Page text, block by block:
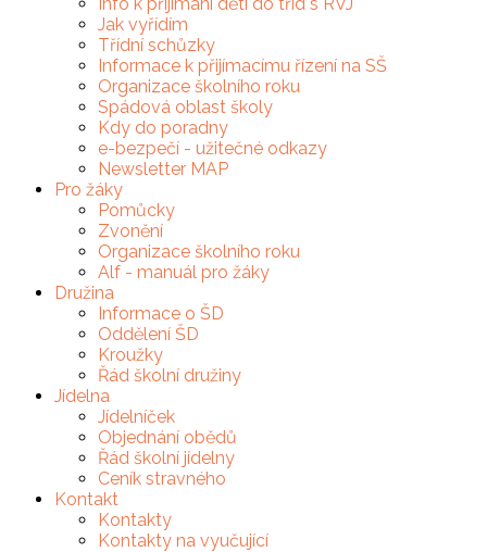
Jak vyřídím
Třídní schůzky
Informace k přijímacímu řízení na SŠ
Organizace školního roku
Spádová oblast školy
Kdy do poradny
e-bezpečí - užitečné odkazy
Newsletter MAP
Pro žáky
Pomůcky
Zvonění
Organizace školního roku
Alf - manuál pro žáky
Družina
Informace o ŠD
Oddělení ŠD
Kroužky
Řád školní družiny
Jídelna
Jídelníček
Objednání obědů
Řád školní jídelny
Ceník stravného
Kontakt
Kontakty
Kontakty na vyučující